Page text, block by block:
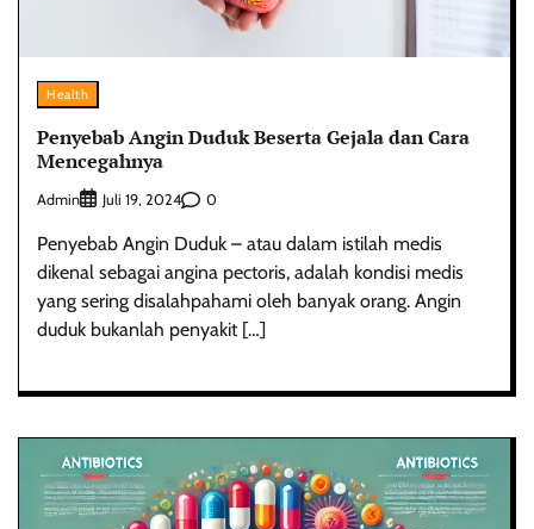
Health
Penyebab Angin Duduk Beserta Gejala dan Cara
Mencegahnya
Admin Juli 19, 2024 0
Penyebab Angin Duduk – atau dalam istilah medis
dikenal sebagai angina pectoris, adalah kondisi medis
yang sering disalahpahami oleh banyak orang. Angin
duduk bukanlah penyakit […]